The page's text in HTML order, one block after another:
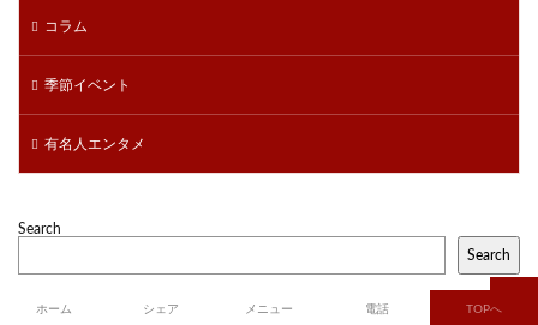
コラム
季節イベント
有名人エンタメ
Search
Search
ホーム シェア メニュー 電話 TOPへ